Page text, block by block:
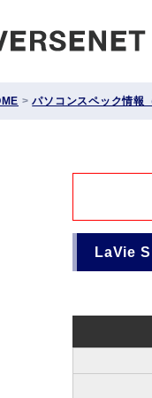
>パソコンスペック情報
LaVie